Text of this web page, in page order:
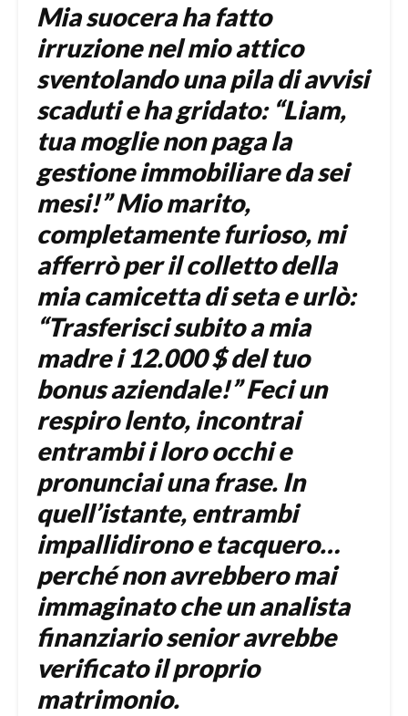
Mia suocera ha fatto
irruzione nel mio attico
sventolando una pila di avvisi
scaduti e ha gridato: “Liam,
tua moglie non paga la
gestione immobiliare da sei
mesi!” Mio marito,
completamente furioso, mi
afferrò per il colletto della
mia camicetta di seta e urlò:
“Trasferisci subito a mia
madre i 12.000 $ del tuo
bonus aziendale!” Feci un
respiro lento, incontrai
entrambi i loro occhi e
pronunciai una frase. In
quell’istante, entrambi
impallidirono e tacquero…
perché non avrebbero mai
immaginato che un analista
finanziario senior avrebbe
verificato il proprio
matrimonio.